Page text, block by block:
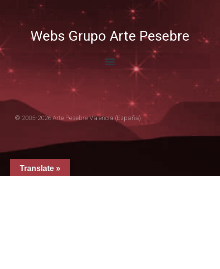
Webs Grupo Arte Pesebre
© 2005-2026 Arte Pesebre Valencia (España)
Translate »